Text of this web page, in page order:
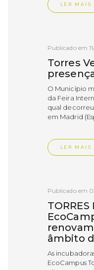
LER MAIS
Publicado em
Torres
O Município
da Feira
qual decorreu
em Madrid
LER MAIS
Publicado em
TORRES
âmbito
As
EcoCampus